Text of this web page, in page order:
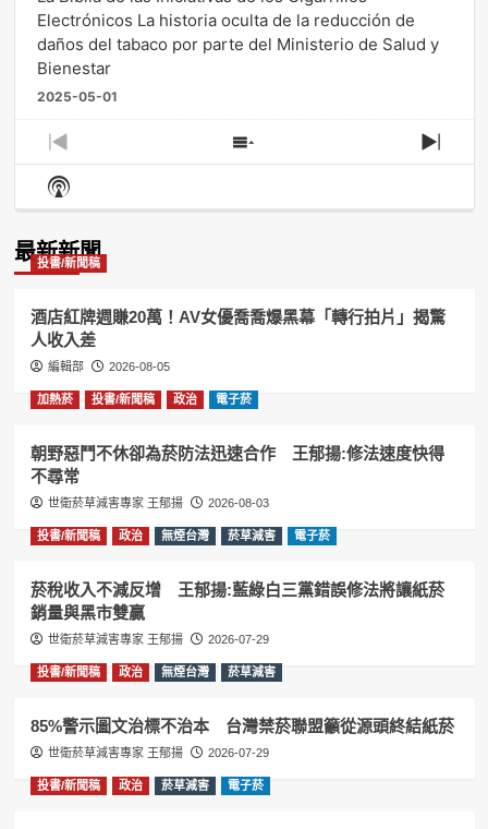
Electrónicos La historia oculta de la reducción de
daños del tabaco por parte del Ministerio de Salud y
Bienestar
2025-05-01
Previous
Episode
Show
Episodes
Next
Show
Podcast
最新新聞
投書/新聞稿
酒店紅牌週賺20萬！AV女優喬喬爆黑幕「轉行拍片」揭驚
人收入差
編輯部 2026-08-05
加熱菸 投書/新聞稿 政治 電子菸
朝野惡鬥不休卻為菸防法迅速合作 王郁揚:修法速度快得
不尋常
世衛菸草減害專家 王郁揚 2026-08-03
投書/新聞稿 政治 無煙台灣 菸草減害 電子菸
菸稅收入不減反增 王郁揚:藍綠白三黨錯誤修法將讓紙菸
銷量與黑市雙贏
世衛菸草減害專家 王郁揚 2026-07-29
投書/新聞稿 政治 無煙台灣 菸草減害
85%警示圖文治標不治本 台灣禁菸聯盟籲從源頭終結紙菸
世衛菸草減害專家 王郁揚 2026-07-29
投書/新聞稿 政治 菸草減害 電子菸